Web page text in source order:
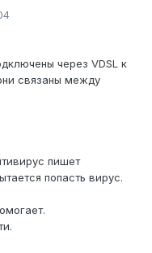
через VDSL к
связаны между
пишет
попасть вирус.